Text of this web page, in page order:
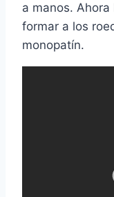
a manos.
formar a los
monopatín.